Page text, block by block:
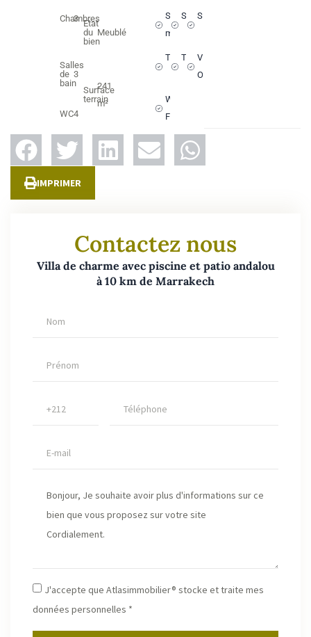
Chambres
3
Salles
de
bain
3
WC4
Etat
du
bien
Meublé
Surface
terrain
241
m²
Salle à
manger
SalonSyndic
Terrasse
TitréVNA
OK
Wi-
Fi
IMPRIMER
Contactez nous
Villa de charme avec piscine et patio andalou
à 10 km de Marrakech
J'accepte que Atlasimmobilier® stocke et traite mes
données personnelles *